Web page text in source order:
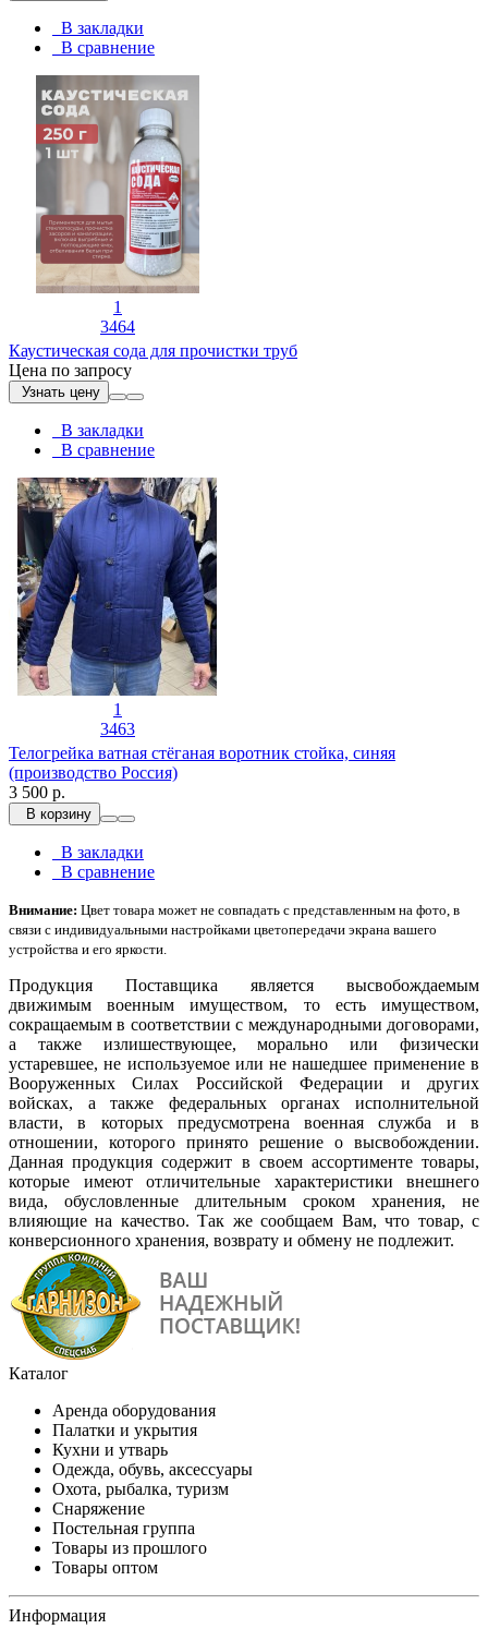
В закладки
В сравнение
1
3464
Каустическая сода для прочистки труб
Цена по запросу
Узнать цену
В закладки
В сравнение
1
3463
Телогрейка ватная стёганая воротник стойка, синяя
(производство Россия)
3 500 р.
В корзину
В закладки
В сравнение
Внимание: Цвет товара может не совпадать с представленным на фото, в
связи с индивидуальными настройками цветопередачи экрана вашего
устройства и его яркости.
Продукция Поставщика является высвобождаемым
движимым военным имуществом, то есть имуществом,
сокращаемым в соответствии с международными договорами,
а также излишествующее, морально или физически
устаревшее, не используемое или не нашедшее применение в
Вооруженных Силах Российской Федерации и других
войсках, а также федеральных органах исполнительной
власти, в которых предусмотрена военная служба и в
отношении, которого принято решение о высвобождении.
Данная продукция содержит в своем ассортименте товары,
которые имеют отличительные характеристики внешнего
вида, обусловленные длительным сроком хранения, не
влияющие на качество. Так же сообщаем Вам, что товар, с
конверсионного хранения, возврату и обмену не подлежит.
Каталог
Аренда оборудования
Палатки и укрытия
Кухни и утварь
Одежда, обувь, аксессуары
Охота, рыбалка, туризм
Снаряжение
Постельная группа
Товары из прошлого
Товары оптом
Информация